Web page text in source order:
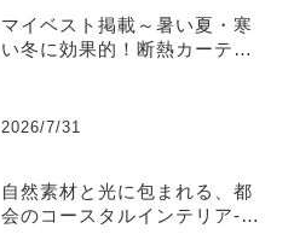
マイベスト掲載～暑い夏・寒
い冬に効果的！断熱カーテン
2026/7/31
自然素材と光に包まれる、都
会のコースタルインテリア-江